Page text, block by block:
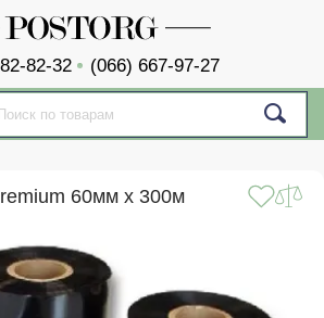
82-32 (066) 667-97-27
60мм x 300м